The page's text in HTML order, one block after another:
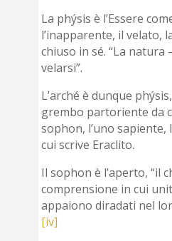
La phýsis è l’Essere
l’inapparente, il velato,
chiuso in sé. “La natura
velarsi”.
L’arché è dunque
grembo partoriente da
sophon, l’uno
cui scrive Eraclito.
Il sophon è l’aperto, “il
comprensione in cui
appaiono diradati nel
[iv]